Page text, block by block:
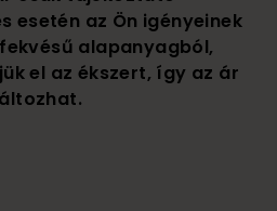
esetén az Ön igényeinek
alapanyagból,
el az ékszert, így az ár